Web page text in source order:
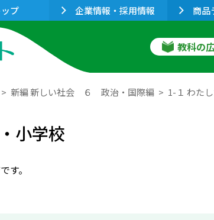
プ 企業情報・採用情報 商品
教科の
新編 新しい社会 ６ 政治・国際編 1-１ わた
小学校
す。